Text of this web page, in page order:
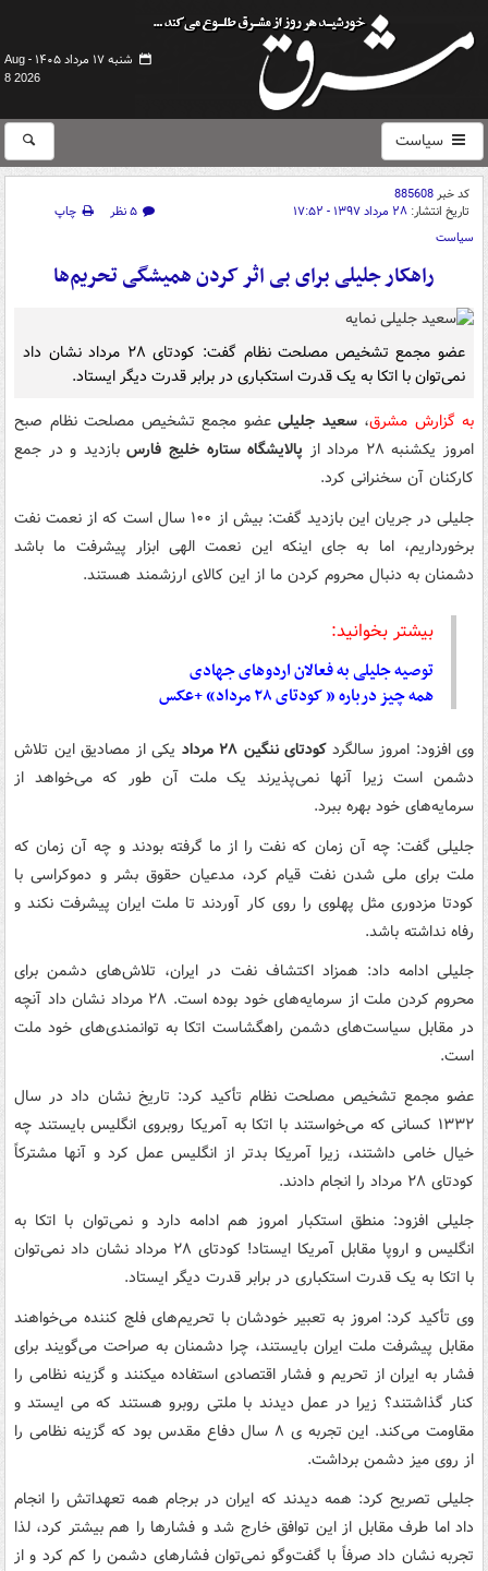
شنبه ۱۷ مرداد ۱۴۰۵ -
Aug
8 2026
سیاست
کد خبر885608
تاریخ انتشار: ۲۸ مرداد ۱۳۹۷ - ۱۷:۵۲ ۵ نظر
چاپ
سیاست
راهکار جلیلی برای بی اثر کردن همیشگی تحریم‌ها
عضو مجمع تشخیص مصلحت نظام گفت: کودتای ۲۸ مرداد نشان داد
نمی‌توان با اتکا به یک قدرت استکباری در برابر قدرت دیگر ایستاد.
به گزارش مشرق،سعید جلیلی عضو مجمع تشخیص مصلحت نظام صبح
امروز یکشنبه ۲۸ مرداد از
پالایشگاه ستاره خلیج فارسبازدید و در جمع
کارکنان آن سخنرانی کرد.
جلیلی در جریان این بازدید گفت: بیش از ۱۰۰ سال است که از نعمت نفت
برخورداریم، اما به جای اینکه این نعمت الهی ابزار پیشرفت ما باشد
دشمنان به دنبال محروم کردن ما از این کالای ارزشمند هستند.
بیشتر بخوانید:
توصیه جلیلی به فعالان اردوهای جهادی
همه‌ چیز درباره « کودتای ۲۸ مرداد» +عکس
وی افزود: امروز سالگرد کودتای ننگین ۲۸ مرداد
یکی از مصادیق این تلاش
دشمن است زیرا آنها نمی‌پذیرند یک ملت آن طور که می‌خواهد از
سرمایه‌های خود بهره ببرد.
جلیلی گفت: چه آن زمان که نفت را از ما گرفته بودند و چه آن زمان که
ملت برای ملی شدن نفت قیام کرد، مدعیان حقوق بشر و دموکراسی با
کودتا مزدوری مثل پهلوی را روی کار آوردند تا ملت ایران پیشرفت نکند و
رفاه نداشته باشد.
جلیلی ادامه داد: همزاد اکتشاف نفت در ایران، تلاش‌های دشمن برای
محروم کردن ملت از سرمایه‌های خود بوده است. ۲۸ مرداد نشان داد آنچه
در مقابل سیاست‌های دشمن راهگشاست اتکا به توانمندی‌های خود ملت
است.
عضو مجمع تشخیص مصلحت نظام تأکید کرد: تاریخ نشان داد در سال
۱۳۳۲ کسانی که می‌خواستند با اتکا به آمریکا روبروی انگلیس بایستند چه
خیال خامی داشتند، زیرا آمریکا بدتر از انگلیس عمل کرد و آنها مشترکاً
کودتای ۲۸ مرداد را انجام دادند.
جلیلی افزود: منطق استکبار امروز هم ادامه دارد و نمی‌توان با اتکا به
انگلیس و اروپا مقابل آمریکا ایستاد! کودتای ۲۸ مرداد نشان داد نمی‌توان
با اتکا به یک قدرت استکباری در برابر قدرت دیگر ایستاد.
وی تأکید کرد: امروز به تعبیر خودشان با تحریم‌های فلج کننده می‌خواهند
مقابل پیشرفت ملت ایران بایستند، چرا دشمنان به صراحت می‌گویند برای
فشار به ایران از تحریم و فشار اقتصادی استفاده میکنند و گزینه نظامی را
کنار گذاشتند؟ زیرا در عمل دیدند با ملتی روبرو هستند که می ایستد و
مقاومت می‌کند. این تجربه ی ۸ سال دفاع مقدس بود که گزینه نظامی را
از روی میز دشمن برداشت.
جلیلی تصریح کرد: همه دیدند که ایران در برجام همه تعهداتش را انجام
داد اما طرف مقابل از این توافق خارج شد و فشارها را هم بیشتر کرد، لذا
تجربه نشان داد صرفاً با گفت‌وگو نمی‌توان فشارهای دشمن را کم کرد و از